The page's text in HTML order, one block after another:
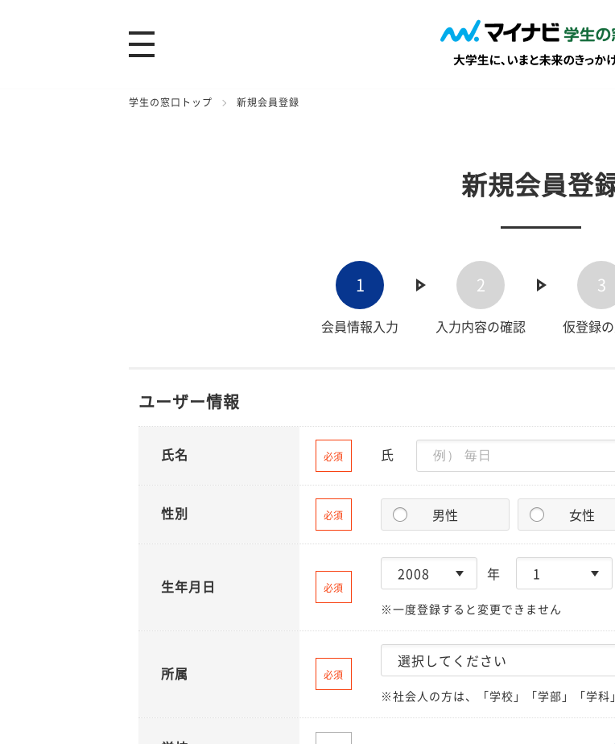
学生の窓口トップ 新規会員登録
新規会員登
1
会員情報入力
2
入力内容の確認
3
仮登録
ユーザー情報
氏名 必須 氏
性別 必須 男性 女性
生年月日 必須
年
※一度登録すると変更できません
所属 必須
※社会人の方は、「学校」「学部」「学科